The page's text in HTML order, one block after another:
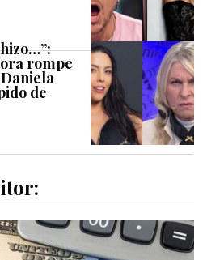
rompe
de